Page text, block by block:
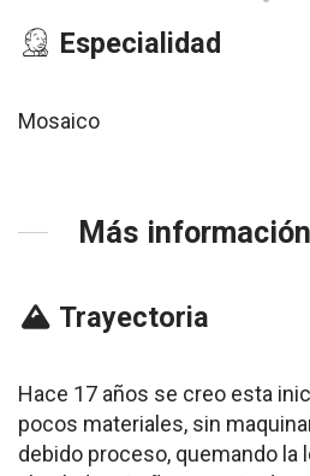
Especialidad
Mosaico
Más información
Trayectoria
Hace 17 años se creo esta
pocos materiales, sin
debido proceso, quemando la